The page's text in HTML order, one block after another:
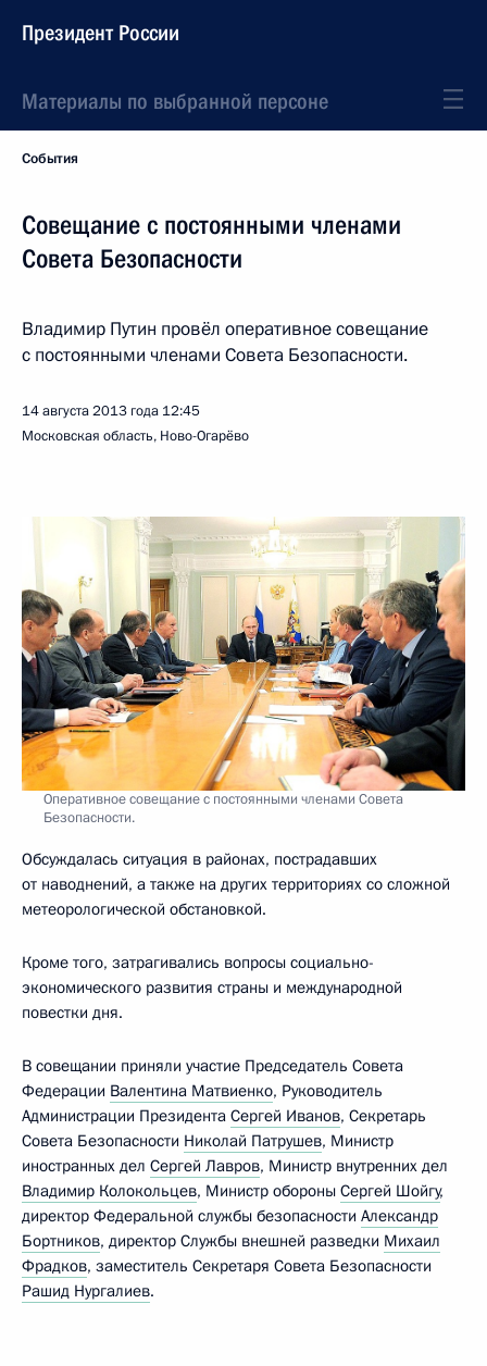
Президент России
Материалы по выбранной персоне
События
Совещание с постоянными членами
Совета Безопасности
Владимир Путин провёл оперативное совещание
с постоянными членами Совета Безопасности.
14 августа 2013 года 12:45
Московская область, Ново-Огарёво
Оперативное совещание с постоянными членами Совета
Безопасности.
Обсуждалась ситуация в районах, пострадавших
от наводнений, а также на других территориях со сложной
метеорологической обстановкой.
Кроме того, затрагивались вопросы социально-
экономического развития страны и международной
повестки дня.
В совещании приняли участие Председатель Совета
Федерации Валентина Матвиенко, Руководитель
Администрации Президента Сергей Иванов, Секретарь
Совета Безопасности Николай Патрушев, Министр
иностранных дел Сергей Лавров, Министр внутренних дел
Владимир Колокольцев, Министр обороны Сергей Шойгу,
директор Федеральной службы безопасности Александр
Бортников, директор Службы внешней разведки Михаил
Фрадков, заместитель Секретаря Совета Безопасности
Рашид Нургалиев.